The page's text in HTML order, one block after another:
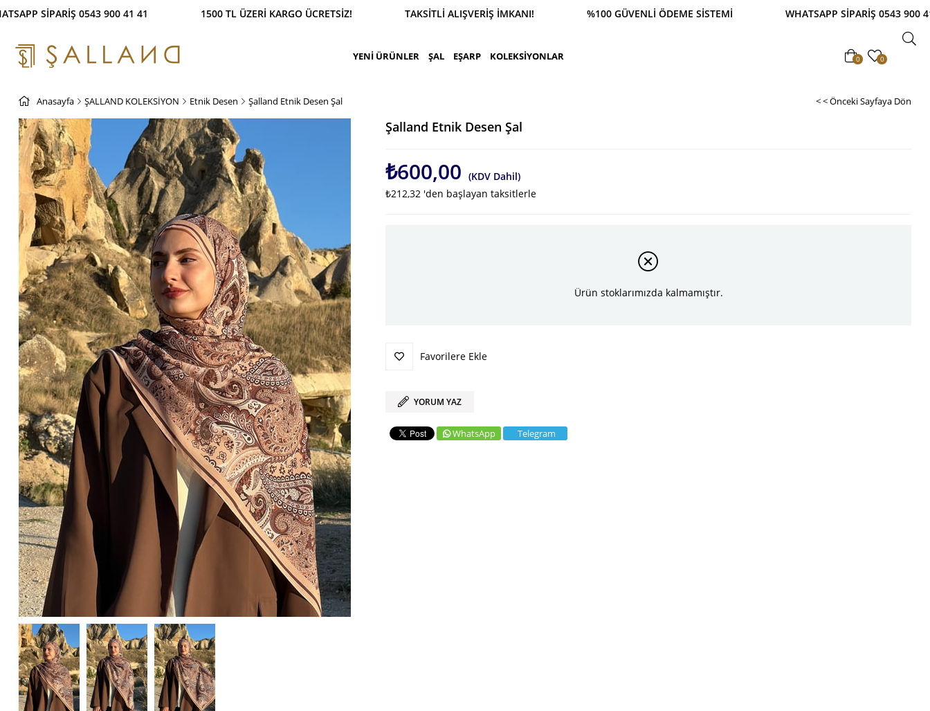
SİPARİŞ 0543 900 41 41 1500 TL ÜZERİ KARGO ÜCRETSİZ! TAKSİTLİ ALIŞVERİŞ İMKANI! %100 GÜVENLİ ÖDEME SİSTEMİ WHATSAPP SİPARİŞ 0543 900 41
YENİ ÜRÜNLER ŞAL EŞARP KOLEKSİYONLAR 0 0
Anasayfa ŞALLAND KOLEKSİYON Etnik Desen Şalland Etnik Desen Şal < < Önceki Sayfaya Dön
Şalland Etnik Desen Şal
₺600,00 (KDV Dahil)
₺212,32 'den başlayan taksitlerle
Ürün stoklarımızda kalmamıştır.
Favorilere Ekle
YORUM YAZ
WhatsApp Telegram